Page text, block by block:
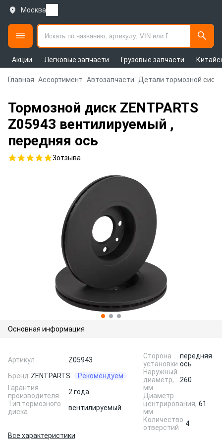
Москва
Акции Легковые запчасти Грузовые запчасти
Главная Ассортимент Автозапчасти Детали тормозной
Тормозной диск ZENTPARTS
Z05943 вентилируемый ,
передняя ось
3отзыва
Основная информация
Артикул
Z05943
Бренд ZENTPARTS
Рекомендуем
Гарантия
производителя
2 года
Тип тормозного
диска
вентилируемый
Сторона
установки
передняя
ось
Наружный
диаметр,
мм
260
Диаметр
центрирования,
мм
61
Количество
отверстий
4
Все характеристики